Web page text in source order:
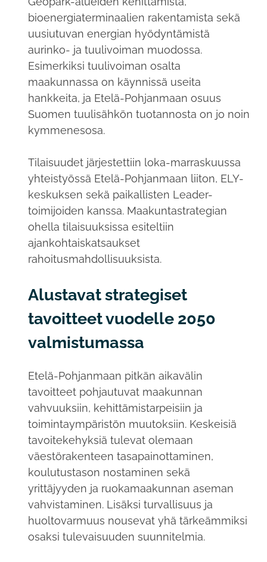
bioenergiaterminaalien rakentamista sekä
uusiutuvan energian hyödyntämistä
aurinko- ja tuulivoiman muodossa.
Esimerkiksi tuulivoiman osalta
maakunnassa on käynnissä useita
hankkeita, ja Etelä-Pohjanmaan osuus
Suomen tuulisähkön tuotannosta on jo noin
kymmenesosa.
Tilaisuudet järjestettiin loka-marraskuussa
yhteistyössä Etelä-Pohjanmaan liiton, ELY-
keskuksen sekä paikallisten Leader-
toimijoiden kanssa. Maakuntastrategian
ohella tilaisuuksissa esiteltiin
ajankohtaiskatsaukset
rahoitusmahdollisuuksista.
Alustavat strategiset
tavoitteet vuodelle 2050
valmistumassa
Etelä-Pohjanmaan pitkän aikavälin
tavoitteet pohjautuvat maakunnan
vahvuuksiin, kehittämistarpeisiin ja
toimintaympäristön muutoksiin. Keskeisiä
tavoitekehyksiä tulevat olemaan
väestörakenteen tasapainottaminen,
koulutustason nostaminen sekä
yrittäjyyden ja ruokamaakunnan aseman
vahvistaminen. Lisäksi turvallisuus ja
huoltovarmuus nousevat yhä tärkeämmiksi
osaksi tulevaisuuden suunnitelmia.